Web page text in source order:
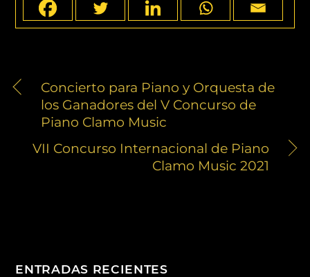
Concierto para Piano y Orquesta de
los Ganadores del V Concurso de
Piano Clamo Music
VII Concurso Internacional de Piano
Clamo Music 2021
ENTRADAS RECIENTES